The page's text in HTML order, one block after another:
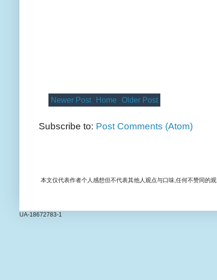
Newer Post Older Post
Home
Subscribe to: Post Comments (Atom)
本文仅代表作者个人感想但不代表其他人观点与口味,任何不赞同的
UA-18672783-1